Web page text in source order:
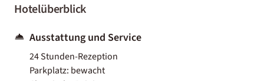
Hotelüberblick
Ausstattung und Service
24 Stunden-Rezeption
Parkplatz: bewacht